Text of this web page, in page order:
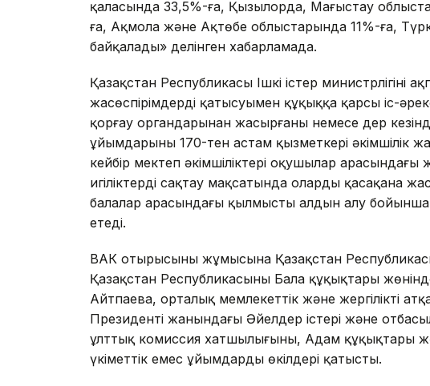
қаласында 33,5%-ға, Қызылорда, Маңғыстау
ға, Ақмола және Ақтөбе облыстарында 11%-ға,
байқалады» делінген хабарламада.
Қазақстан Республикасы Ішкі істер
жасөспірімдердің қатысуымен құқыққа қарсы іс-
қорғау органдарынан жасырғаны немесе дер
ұйымдарының 170-тен астам қызметкері әкімшілік
кейбір мектеп әкімшіліктері оқушылар
игіліктерді сақтау мақсатында оларды қасақана
балалар арасындағы қылмыстың алдын алу
етеді.
ВАК отырысының жұмысына Қазақстан
Қазақстан Республикасының Бала құқықтары
Айтпаева, орталық мемлекеттік және жергілікті
Президенті жанындағы Әйелдер істері және
ұлттық комиссия хатшылығының, Адам құқықтары
үкіметтік емес ұйымдардың өкілдері қатысты.